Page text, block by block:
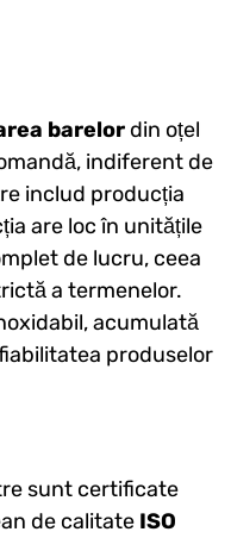
barelor din oțel
indiferent de
includ producția
are loc în unitățile
de lucru, ceea
a termenelor.
acumulată
produselor
sunt certificate
de calitate ISO